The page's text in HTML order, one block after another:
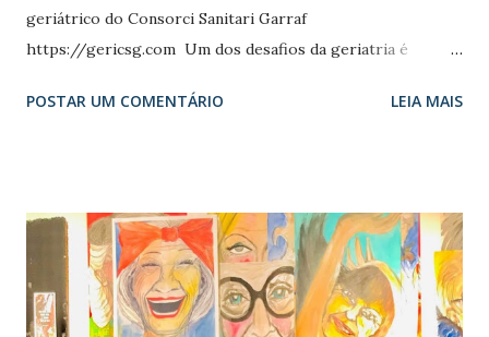
geriátrico do Consorci Sanitari Garraf
https://gericsg.com Um dos desafios da geriatria é
como diz uma frase típica “dê vida aos anos, não anos à
vida aos anos", só isso não é suficiente para atingir este
objetivo. É por isso que quando a American Scientific
Society (AGS) publica um artigo especial para nos lembrar
de como "trazer os anos para a vida", não só acho
POSTAR UM COMENTÁRIO LEIA MAIS